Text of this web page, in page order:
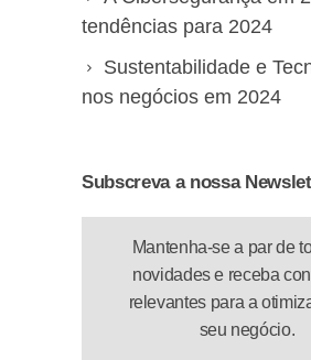
tendências para 2024
Sustentabilidade e
nos negócios em 2024
Subscreva a nossa
Mantenha-se a par de
novidades e receba
relevantes para a
seu negócio.